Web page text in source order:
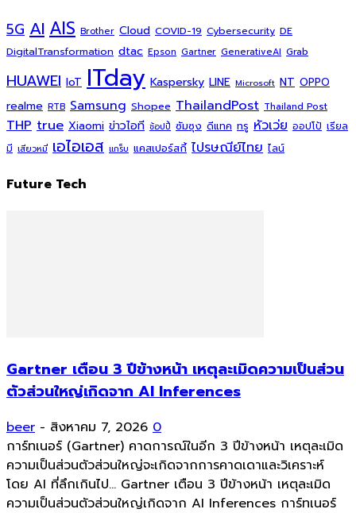
5G AI AIS Brother Cloud COVID-19 Cybersecurity DE
DigitalTransformation dtac Epson Gartner GenerativeAI Grab
HUAWEI IoT ITday Kaspersky LINE Microsoft NT OPPO
realme RTB Samsung Shopee ThailandPost Thailand Post
THP true Xiaomi ข่าวไอที ช้อปปี้ ซัมซุง ดีแทค ทรู หัวเว่ย ออปโป้ เรียล
มี เสียวหมี่ เอไอเอส แกร็บ แคสเปอร์สกี้ ไปรษณีย์ไทย ไลน์
Future Tech
Gartner เตือน 3 ปีข้างหน้า เหตุละเมิดความเป็นส่วน
ตัวส่วนใหญ่เกิดจาก AI Inferences
beer - สิงหาคม 7, 2026 0
การ์ทเนอร์ (Gartner) คาดการณ์ในอีก 3 ปีข้างหน้า เหตุละเมิด
ความเป็นส่วนตัวส่วนใหญ่จะเกิดจากการคาดเดาและวิเคราะห์
โดย AI ที่ลึกเกินไป... Gartner เตือน 3 ปีข้างหน้า เหตุละเมิด
ความเป็นส่วนตัวส่วนใหญ่เกิดจาก AI Inferences การ์ทเนอร์